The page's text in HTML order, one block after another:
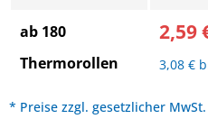
ab 180
Thermorollen
2,59
3,08 €
* Preise zzgl. gesetzlicher MwSt.